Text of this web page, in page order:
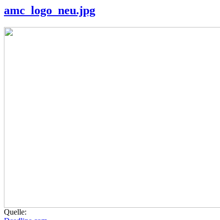
amc_logo_neu.jpg
Quelle: